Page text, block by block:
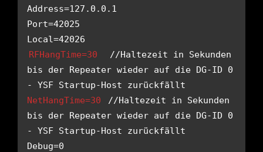
Address=127.0.0.1
Port=42025
RFHangTime=30
//Haltezeit in Sekunden
bis der Repeater wieder auf die DG-ID 0
- YSF Startup-Host zurückfällt
NetHangTime=30
//Haltezeit in Sekunden
bis der Repeater wieder auf die DG-ID 0
- YSF Startup-Host zurückfällt
Debug=0